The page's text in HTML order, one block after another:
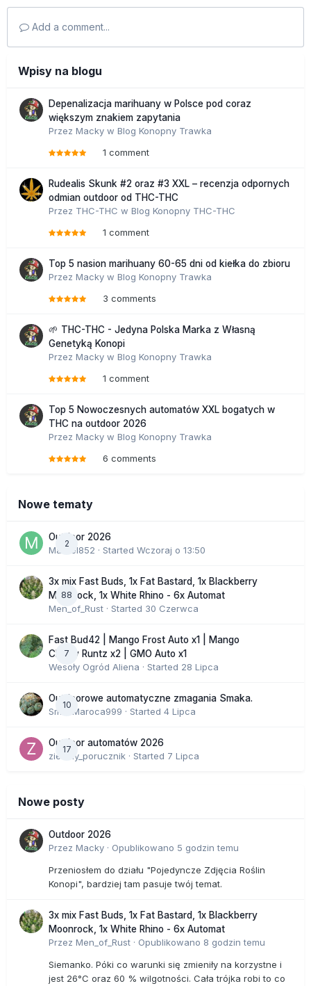
Add a comment...
Wpisy na blogu
Depenalizacja marihuany w Polsce pod coraz
większym znakiem zapytania
Przez Macky w Blog Konopny Trawka
1 comment
Rudealis Skunk #2 oraz #3 XXL – recenzja odpornych
odmian outdoor od THC-THC
Przez THC-THC w Blog Konopny THC-THC
1 comment
Top 5 nasion marihuany 60-65 dni od kiełka do zbioru
Przez Macky w Blog Konopny Trawka
3 comments
🌱 THC-THC - Jedyna Polska Marka z Własną
Genetyką Konopi
Przez Macky w Blog Konopny Trawka
1 comment
Top 5 Nowoczesnych automatów XXL bogatych w
THC na outdoor 2026
Przez Macky w Blog Konopny Trawka
6 comments
Nowe tematy
2
Outdoor 2026
Marcel852 · Started Wczoraj o 13:50
88
3x mix Fast Buds, 1x Fat Bastard, 1x Blackberry
Moonrock, 1x White Rhino - 6x Automat
Men_of_Rust · Started 30 Czerwca
7
Fast Bud42 | Mango Frost Auto x1 | Mango
Cherry Runtz x2 | GMO Auto x1
Wesoły Ogród Aliena · Started 28 Lipca
10
Outdoorowe automatyczne zmagania Smaka.
SmakMaroca999 · Started 4 Lipca
17
Outdoor automatów 2026
zielony_porucznik · Started 7 Lipca
Nowe posty
Outdoor 2026
Przez Macky · Opublikowano 5 godzin temu
Przeniosłem do działu "Pojedyncze Zdjęcia Roślin
Konopi", bardziej tam pasuje twój temat.
3x mix Fast Buds, 1x Fat Bastard, 1x Blackberry
Moonrock, 1x White Rhino - 6x Automat
Przez Men_of_Rust · Opublikowano 8 godzin temu
Siemanko. Póki co warunki się zmieniły na korzystne i
jest 26°C oraz 60 % wilgotności. Cała trójka robi to co